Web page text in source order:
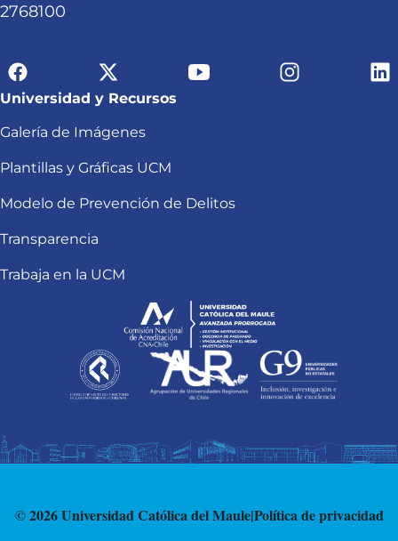
2768100
Universidad y Recursos
Galería de Imágenes
Plantillas y Gráficas UCM
Modelo de Prevención de Delitos
Transparencia
Trabaja en la UCM
© 2026 Universidad Católica del Maule|Política de privacidad